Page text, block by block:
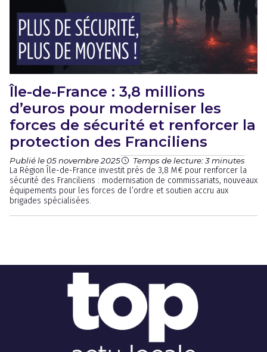
Île-de-France : 3,8 millions
d’euros pour moderniser les
forces de sécurité et renforcer la
protection des Franciliens
Publié le 05 novembre 2025 Temps de lecture: 3 minutes
La Région Île-de-France investit près de 3,8 M€ pour renforcer la
sécurité des Franciliens : modernisation de commissariats, nouveaux
équipements pour les forces de l’ordre et soutien accru aux
brigades spécialisées.